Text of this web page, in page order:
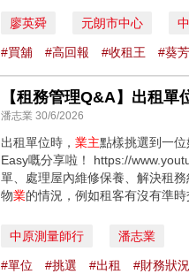
廖英舜 元朗市中心
#買舖 #高回報 #收租王 #葵
【租務管理Q&A】出租單
潘志業 30/6/2026
出租單位時， 業主點樣挑選到一
Easy嘅分享啦！ https://
單、處理屋內維修保養、解決租
物業的情況，例如租客有沒有準
中原測量師行 潘志業
#單位 #挑選 #出租 #財務狀況